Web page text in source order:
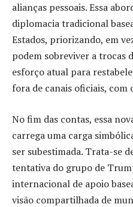
alianças pessoais. Essa
diplomacia tradicional
Estados, priorizando, em
podem sobreviver a trocas
esforço atual para
fora de canais oficiais,
No fim das contas, essa
carrega uma carga
ser subestimada. Trata-se
tentativa do grupo de
internacional de apoio
visão compartilhada de